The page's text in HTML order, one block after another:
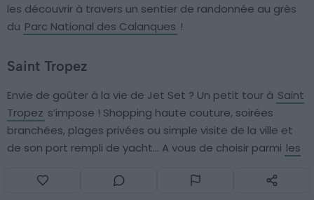
les découvrir à travers un sentier de randonnée au grès
du Parc National des Calanques !
Saint Tropez
Envie de goûter à la vie de Jet Set ? Un petit tour à Saint
Tropez s’impose ! Shopping haute couture, soirées
branchées, plages privées ou simple visite de la ville et
de son port rempli de yacht… A vous de choisir parmi les